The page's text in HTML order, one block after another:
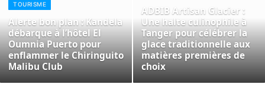
TOURISME
Alerte bon plan : Kandela
débarque à l’hôtel El
Oumnia Puerto pour
enflammer le Chiringuito
Malibu Club
ADBIB Artisan Glacier :
Une halte culinophile à
Tanger pour célébrer la
glace traditionnelle aux
matières premières de
choix